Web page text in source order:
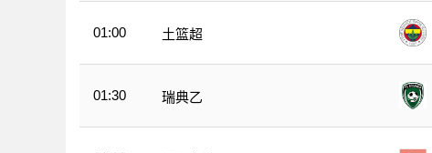
01:00 土篮超
01:30 瑞典乙